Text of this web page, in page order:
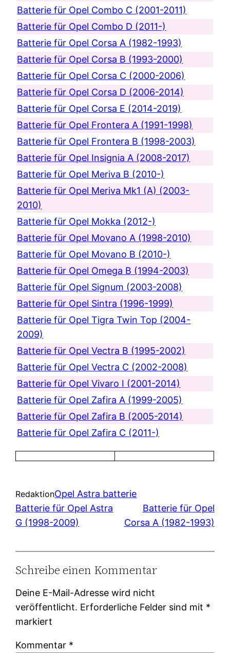
Batterie für Opel Combo C (2001-2011)
Batterie für Opel Combo D (2011-)
Batterie für Opel Corsa A (1982-1993)
Batterie für Opel Corsa B (1993-2000)
Batterie für Opel Corsa C (2000-2006)
Batterie für Opel Corsa D (2006-2014)
Batterie für Opel Corsa E (2014-2019)
Batterie für Opel Frontera A (1991-1998)
Batterie für Opel Frontera B (1998-2003)
Batterie für Opel Insignia A (2008-2017)
Batterie für Opel Meriva B (2010-)
Batterie für Opel Meriva Mk1 (A) (2003-
2010)
Batterie für Opel Mokka (2012-)
Batterie für Opel Movano A (1998-2010)
Batterie für Opel Movano B (2010-)
Batterie für Opel Omega B (1994-2003)
Batterie für Opel Signum (2003-2008)
Batterie für Opel Sintra (1996-1999)
Batterie für Opel Tigra Twin Top (2004-
2009)
Batterie für Opel Vectra B (1995-2002)
Batterie für Opel Vectra C (2002-2008)
Batterie für Opel Vivaro I (2001-2014)
Batterie für Opel Zafira A (1999-2005)
Batterie für Opel Zafira B (2005-2014)
Batterie für Opel Zafira C (2011-)
RedaktionOpel Astra batterie
Batterie für Opel Astra
G (1998-2009)
Batterie für Opel
Corsa A (1982-1993)
Schreibe einen Kommentar
Deine E-Mail-Adresse wird nicht
veröffentlicht. Erforderliche Felder sind mit *
markiert
Kommentar *